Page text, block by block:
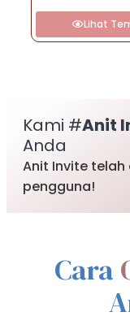
Lihat
Kami #Anit
Anda
Anit Invite telah
pengguna!
Cara